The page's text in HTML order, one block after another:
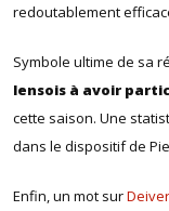
redoutablement
Symbole ultime de sa
lensois à avoir
cette saison. Une
dans le dispositif de
Enfin, un mot sur